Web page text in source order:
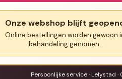
Onze webshop blijft
Online bestellingen worden gewoon
behandeling genomen.
Persoonlijke service · Lelystad